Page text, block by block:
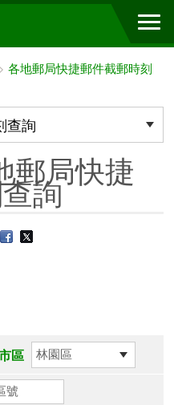
>各地郵局快捷郵件截郵時刻
郵局快捷
詢
區